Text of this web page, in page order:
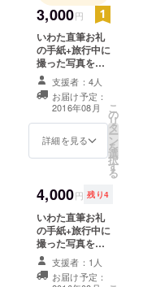
3,000円
いわた直筆お礼
の手紙+旅行中に
撮った写真を現
像して同封しま
す 支援者：4人
お届け予定：
2016年08月
詳細を見る
こ
の
リ
タ
ー
ン
を
選
択
す
る
4,000円 残り4
いわた直筆お礼
の手紙+旅行中に
撮った写真を現
像して同封しま
す+いわたによる
買い物同行サー
支援者：1人
お届け予定：